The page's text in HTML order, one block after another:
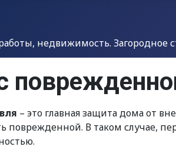
недвижимость. Загородное
– это главная защита дома от
поврежденной. В таком случае,